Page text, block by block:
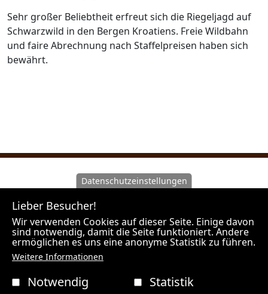
Sehr großer Beliebtheit erfreut sich die Riegeljagd auf
Schwarzwild in den Bergen Kroatiens. Freie Wildbahn
und faire Abrechnung nach Staffelpreisen haben sich
bewährt.
Wir machen Sie darauf aufmerksam, dass Hunt Experts
als Vermittler agiert und nicht Veranstalter der
angebotenen Reisen ist. Unsere Outfitter sind
Veranstalter der Jagdreisen und es gelten die Rechte
des jeweiligen Landes in welchem der Outfitter seinen
Firmensitz hat.
HUNT EXPERTS / BÜRO WIEN / Spechtgasse 4 / 2384
Datenschutzeinstellungen
Lieber Besucher!
Wir verwenden Cookies auf dieser Seite. Einige davon
sind notwendig, damit die Seite funktioniert. Andere
ermöglichen es uns eine anonyme Statistik zu führen.
Weitere Informationen
Notwendig Statistik